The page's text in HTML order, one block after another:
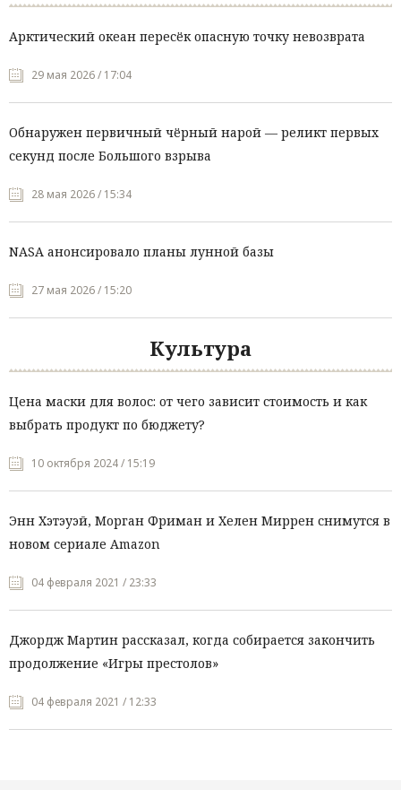
Арктический океан пересёк опасную точку невозврата
29 мая 2026 / 17:04
Обнаружен первичный чёрный нарой — реликт первых
секунд после Большого взрыва
28 мая 2026 / 15:34
NASA анонсировало планы лунной базы
27 мая 2026 / 15:20
Культура
Цена маски для волос: от чего зависит стоимость и как
выбрать продукт по бюджету?
10 октября 2024 / 15:19
Энн Хэтэуэй, Морган Фриман и Хелен Миррен снимутся в
новом сериале Amazon
04 февраля 2021 / 23:33
Джордж Мартин рассказал, когда собирается закончить
продолжение «Игры престолов»
04 февраля 2021 / 12:33